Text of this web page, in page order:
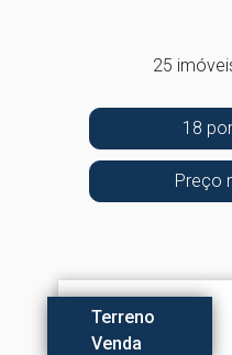
25
18
Preço
Terreno
Venda